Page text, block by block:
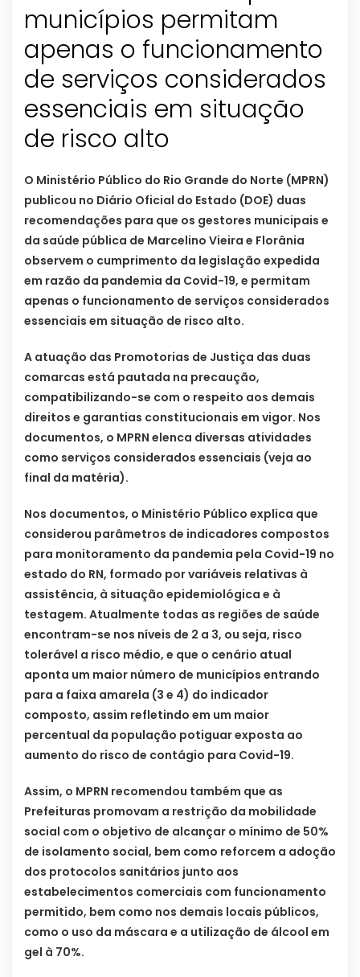
municípios permitam
apenas o funcionamento
de serviços considerados
essenciais em situação
de risco alto
O Ministério Público do Rio Grande do Norte (MPRN)
publicou no Diário Oficial do Estado (DOE) duas
recomendações para que os gestores municipais e
da saúde pública de Marcelino Vieira e Florânia
observem o cumprimento da legislação expedida
em razão da pandemia da Covid-19, e permitam
apenas o funcionamento de serviços considerados
essenciais em situação de risco alto.
A atuação das Promotorias de Justiça das duas
comarcas está pautada na precaução,
compatibilizando-se com o respeito aos demais
direitos e garantias constitucionais em vigor. Nos
documentos, o MPRN elenca diversas atividades
como serviços considerados essenciais (veja ao
final da matéria).
Nos documentos, o Ministério Público explica que
considerou parâmetros de indicadores compostos
para monitoramento da pandemia pela Covid-19 no
estado do RN, formado por variáveis relativas à
assistência, à situação epidemiológica e à
testagem. Atualmente todas as regiões de saúde
encontram-se nos níveis de 2 a 3, ou seja, risco
tolerável a risco médio, e que o cenário atual
aponta um maior número de municípios entrando
para a faixa amarela (3 e 4) do indicador
composto, assim refletindo em um maior
percentual da população potiguar exposta ao
aumento do risco de contágio para Covid-19.
Assim, o MPRN recomendou também que as
Prefeituras promovam a restrição da mobilidade
social com o objetivo de alcançar o mínimo de 50%
de isolamento social, bem como reforcem a adoção
dos protocolos sanitários junto aos
estabelecimentos comerciais com funcionamento
permitido, bem como nos demais locais públicos,
como o uso da máscara e a utilização de álcool em
gel à 70%.